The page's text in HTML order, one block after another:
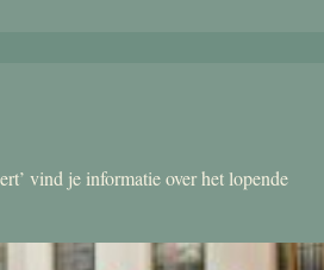
vind je informatie over het lopende